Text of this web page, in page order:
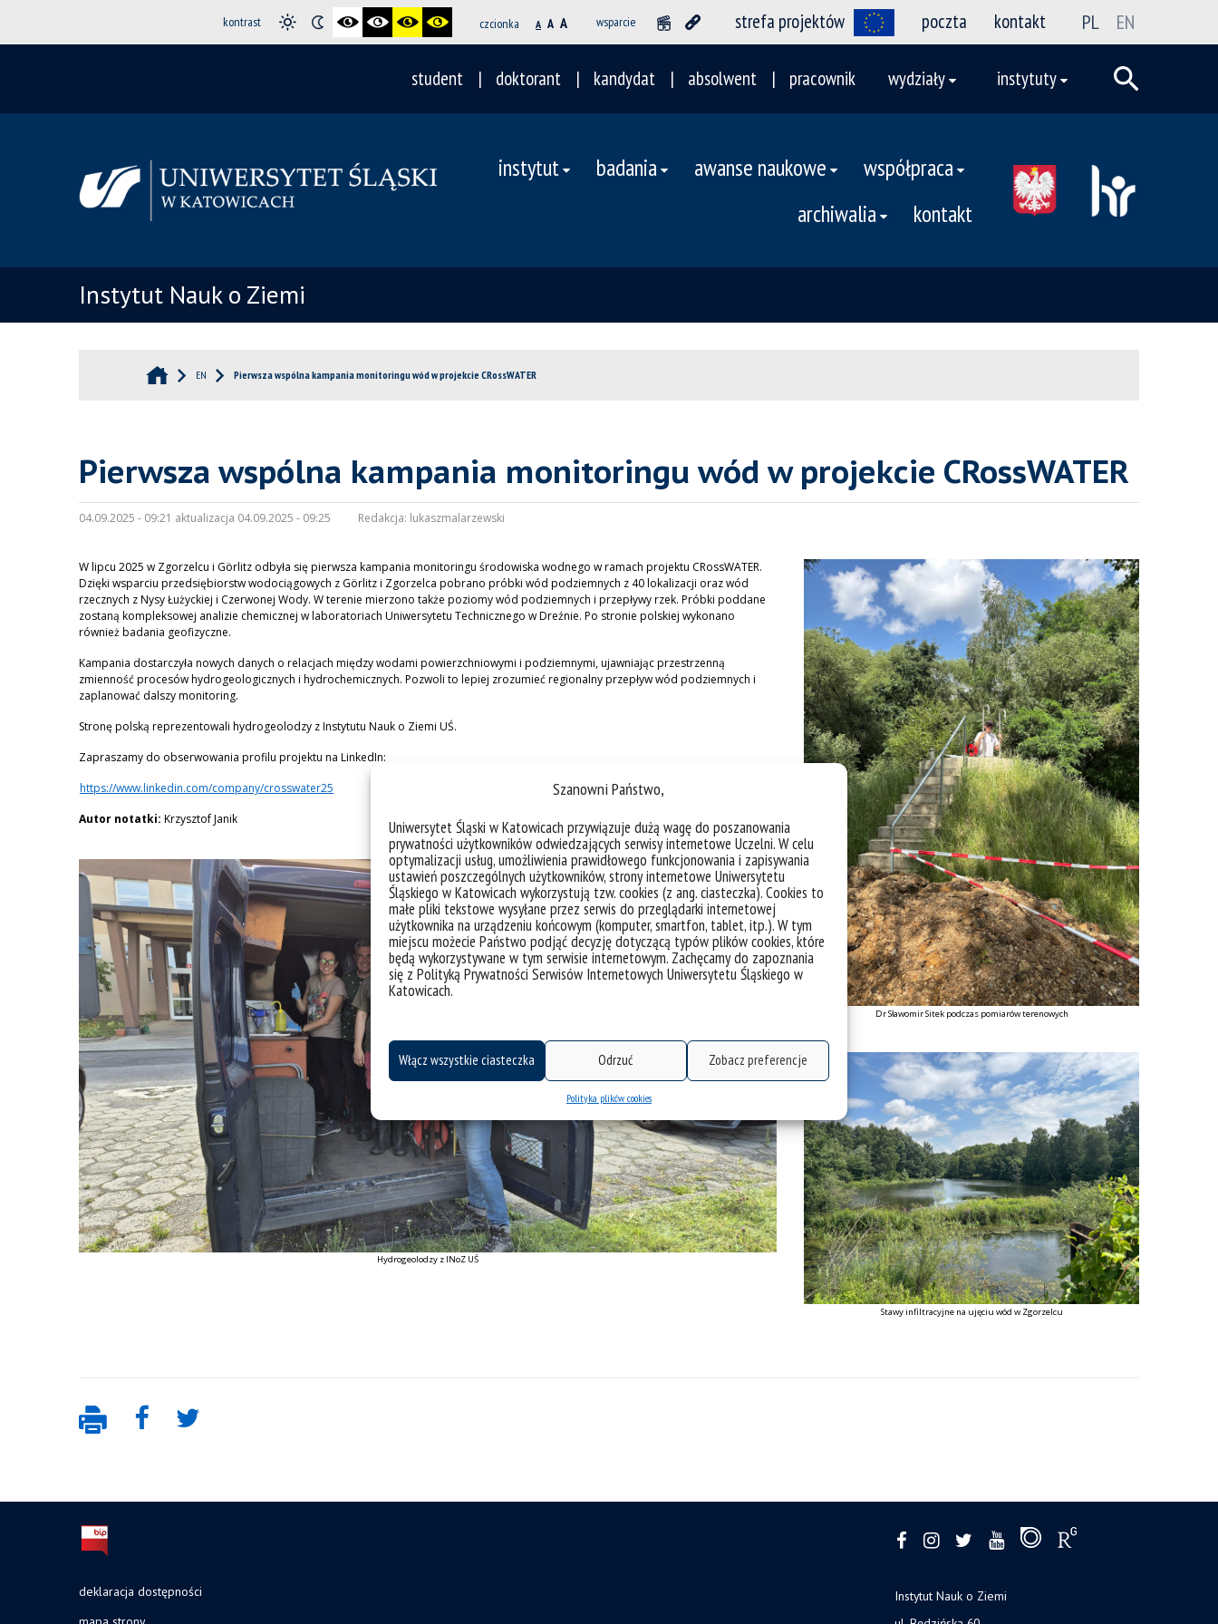
Szanowni Państwo,
Uniwersytet Śląski w Katowicach przywiązuje dużą wagę do poszanowania
prywatności użytkowników odwiedzających serwisy internetowe Uczelni. W celu
optymalizacji usług, umożliwienia prawidłowego funkcjonowania i zapisywania
ustawień poszczególnych użytkowników, strony internetowe Uniwersytetu
Śląskiego w Katowicach wykorzystują tzw. cookies (z ang. ciasteczka). Cookies to
małe pliki tekstowe wysyłane przez serwis do przeglądarki internetowej
użytkownika na urządzeniu końcowym (komputer, smartfon, tablet, itp.). W tym
miejscu możecie Państwo podjąć decyzję dotyczącą typów plików cookies, które
będą wykorzystywane w tym serwisie internetowym. Zachęcamy do zapoznania
się z Polityką Prywatności Serwisów Internetowych Uniwersytetu Śląskiego w
Katowicach.
Włącz wszystkie ciasteczka Odrzuć Zobacz preferencje
Polityka plików cookies
kontrast czcionka A A A wsparcie strefa projektów poczta kontakt PL EN
student doktorant kandydat absolwent pracownik wydziały instytuty
instytut badania awanse naukowe
współpraca
archiwalia
kontakt
Instytut Nauk o Ziemi
EN Pierwsza wspólna kampania monitoringu wód w projekcie CRossWATER
Pierwsza wspólna kampania monitoringu wód w projekcie CRossWATER
04.09.2025 - 09:21 aktualizacja 04.09.2025 - 09:25 Redakcja: lukaszmalarzewski
W lipcu 2025 w Zgorzelcu i Görlitz odbyła się pierwsza kampania monitoringu środowiska wodnego w ramach projektu CRossWATER.
Dzięki wsparciu przedsiębiorstw wodociągowych z Görlitz i Zgorzelca pobrano próbki wód podziemnych z 40 lokalizacji oraz wód
rzecznych z Nysy Łużyckiej i Czerwonej Wody. W terenie mierzono także poziomy wód podziemnych i przepływy rzek. Próbki poddane
zostaną kompleksowej analizie chemicznej w laboratoriach Uniwersytetu Technicznego w Dreźnie. Po stronie polskiej wykonano
również badania geofizyczne.
Kampania dostarczyła nowych danych o relacjach między wodami powierzchniowymi i podziemnymi, ujawniając przestrzenną
zmienność procesów hydrogeologicznych i hydrochemicznych. Pozwoli to lepiej zrozumieć regionalny przepływ wód podziemnych i
zaplanować dalszy monitoring.
Stronę polską reprezentowali hydrogeolodzy z Instytutu Nauk o Ziemi UŚ.
Zapraszamy do obserwowania profilu projektu na LinkedIn:
https://www.linkedin.com/company/crosswater25
Autor notatki: Krzysztof Janik
Hydrogeolodzy z INoZ UŚ
Dr Sławomir Sitek podczas pomiarów terenowych
Stawy infiltracyjne na ujęciu wód w Zgorzelcu
deklaracja dostępności
Instytut Nauk o Ziemi